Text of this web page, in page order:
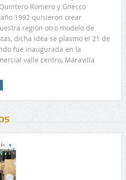
Romero y Gnecco
1992 quisieron crear
región otro modelo de
dicha idea se plasmo el 21 de
fue inaugurada en la
valle centro, Maravilla